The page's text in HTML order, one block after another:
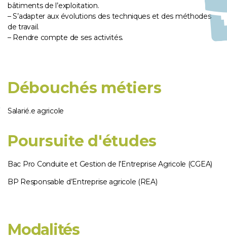
bâtiments de l’exploitation.
– S’adapter aux évolutions des techniques et des méthodes
de travail.
– Rendre compte de ses activités.
Débouchés métiers
Salarié.e agricole
Poursuite d'études
Bac Pro Conduite et Gestion de l’Entreprise Agricole (CGEA)
BP Responsable d’Entreprise agricole (REA)
Modalités